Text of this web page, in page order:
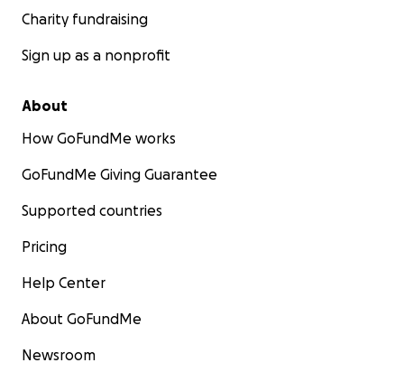
Charity fundraising
Sign up as a nonprofit
About
How GoFundMe works
GoFundMe Giving Guarantee
Supported countries
Pricing
Help Center
About GoFundMe
Newsroom